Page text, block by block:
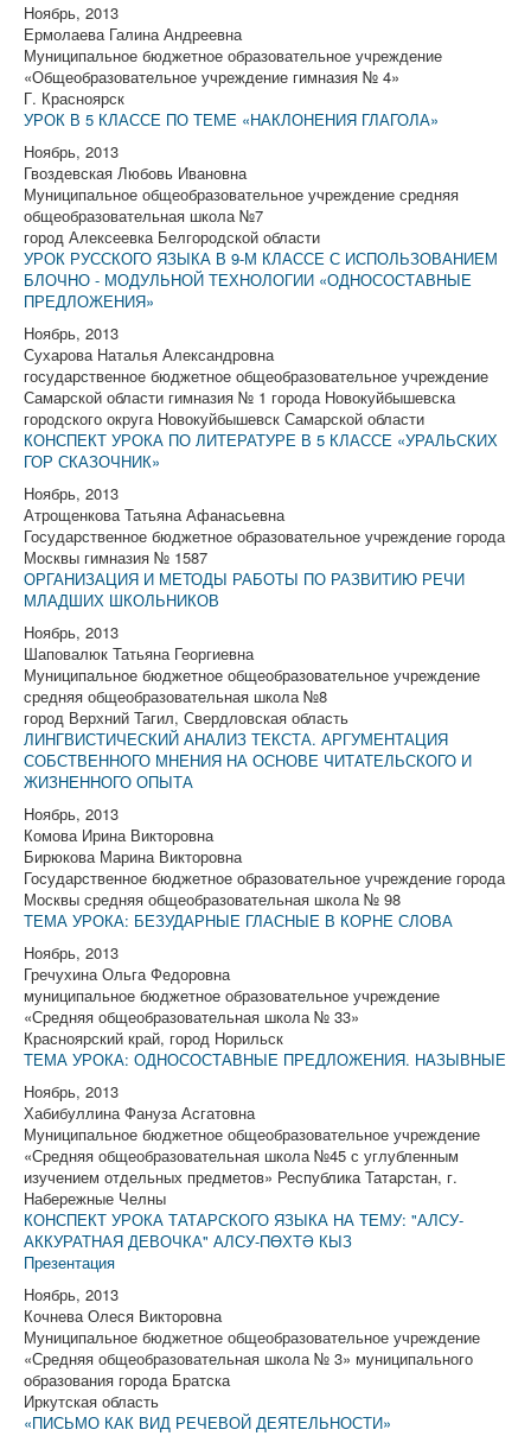
Ноябрь, 2013
Ермолаева Галина Андреевна
Муниципальное бюджетное образовательное учреждение
«Общеобразовательное учреждение гимназия № 4»
Г. Красноярск
УРОК В 5 КЛАССЕ ПО ТЕМЕ «НАКЛОНЕНИЯ ГЛАГОЛА»
Ноябрь, 2013
Гвоздевская Любовь Ивановна
Муниципальное общеобразовательное учреждение средняя
общеобразовательная школа №7
город Алексеевка Белгородской области
УРОК РУССКОГО ЯЗЫКА В 9-М КЛАССЕ С ИСПОЛЬЗОВАНИЕМ
БЛОЧНО - МОДУЛЬНОЙ ТЕХНОЛОГИИ «ОДНОСОСТАВНЫЕ
ПРЕДЛОЖЕНИЯ»
Ноябрь, 2013
Сухарова Наталья Александровна
государственное бюджетное общеобразовательное учреждение
Самарской области гимназия № 1 города Новокуйбышевска
городского округа Новокуйбышевск Самарской области
КОНСПЕКТ УРОКА ПО ЛИТЕРАТУРЕ В 5 КЛАССЕ «УРАЛЬСКИХ
ГОР СКАЗОЧНИК»
Ноябрь, 2013
Атрощенкова Татьяна Афанасьевна
Государственное бюджетное образовательное учреждение города
Москвы гимназия № 1587
ОРГАНИЗАЦИЯ И МЕТОДЫ РАБОТЫ ПО РАЗВИТИЮ РЕЧИ
МЛАДШИХ ШКОЛЬНИКОВ
Ноябрь, 2013
Шаповалюк Татьяна Георгиевна
Муниципальное бюджетное общеобразовательное учреждение
средняя общеобразовательная школа №8
город Верхний Тагил, Свердловская область
ЛИНГВИСТИЧЕСКИЙ АНАЛИЗ ТЕКСТА. АРГУМЕНТАЦИЯ
СОБСТВЕННОГО МНЕНИЯ НА ОСНОВЕ ЧИТАТЕЛЬСКОГО И
ЖИЗНЕННОГО ОПЫТА
Ноябрь, 2013
Комова Ирина Викторовна
Бирюкова Марина Викторовна
Государственное бюджетное образовательное учреждение города
Москвы средняя общеобразовательная школа № 98
ТЕМА УРОКА: БЕЗУДАРНЫЕ ГЛАСНЫЕ В КОРНЕ СЛОВА
Ноябрь, 2013
Гречухина Ольга Федоровна
муниципальное бюджетное образовательное учреждение
«Средняя общеобразовательная школа № 33»
Красноярский край, город Норильск
ТЕМА УРОКА: ОДНОСОСТАВНЫЕ ПРЕДЛОЖЕНИЯ. НАЗЫВНЫЕ
Ноябрь, 2013
Хабибуллина Фануза Асгатовна
Муниципальное бюджетное общеобразовательное учреждение
«Средняя общеобразовательная школа №45 с углубленным
изучением отдельных предметов» Республика Татарстан, г.
Набережные Челны
КОНСПЕКТ УРОКА ТАТАРСКОГО ЯЗЫКА НА ТЕМУ: "АЛСУ-
АККУРАТНАЯ ДЕВОЧКА" АЛСУ-ПӨХТӘ КЫЗ
Презентация
Ноябрь, 2013
Кочнева Олеся Викторовна
Муниципальное бюджетное общеобразовательное учреждение
«Средняя общеобразовательная школа № 3» муниципального
образования города Братска
Иркутская область
«ПИСЬМО КАК ВИД РЕЧЕВОЙ ДЕЯТЕЛЬНОСТИ»